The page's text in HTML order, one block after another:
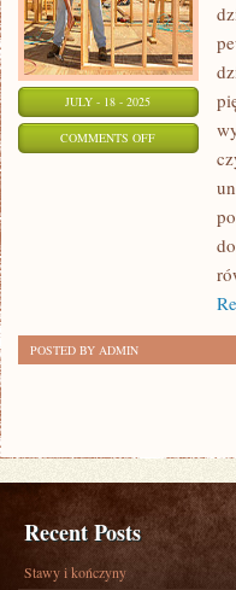
JULY - 18 - 2025
COMMENTS OFFON
ZWIEDZANE
WARSZAWY
POSTED BY ADMIN
Recent Posts
Stawy i kończyny